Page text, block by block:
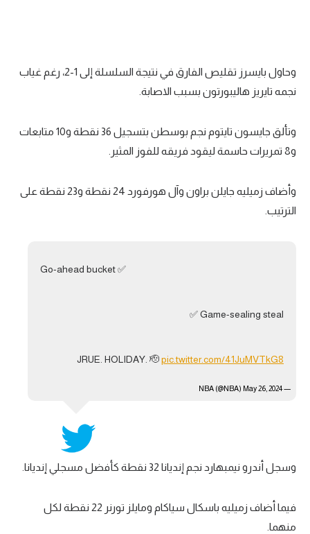
كويز في الجول
وحاول بايسرز تقليص الفارق في نتيجة السلسلة إلى 1-2، رغم غياب
نجمه تايريز هاليبورتون بسبب الاصابة.
وتألق جايسون تايتوم نجم بوسطن بتسجيل 36 نقطة و10 متابعات
و8 تمريرات حاسمة ليقود فريقه للفوز المثير.
وأضاف زميليه جايلن براون وآل هورفورد 24 نقطة و23 نقطة على
الترتيب.
Go-ahead bucket ✅
Game-sealing steal ✅
JRUE. HOLIDAY. 🫡pic.twitter.com/41JuMVTkG8
— NBA (@NBA)
May 26, 2024
وسجل أندرو نيمبهارد نجم إنديانا 32 نقطة كأفضل مسجلي إنديانا.
فيما أضاف زميليه باسكال سياكام ومايلز تورنر 22 نقطة لكل
منهما.